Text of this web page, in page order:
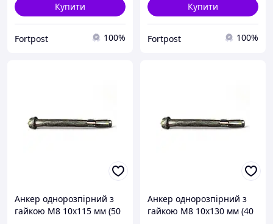
Купити
Fortpost 100%
Купити
Fortpost 100%
Анкер однорозпірний з
гайкою М8 10х115 мм (50
Анкер однорозпірний з
гайкою М8 10х130 мм (40